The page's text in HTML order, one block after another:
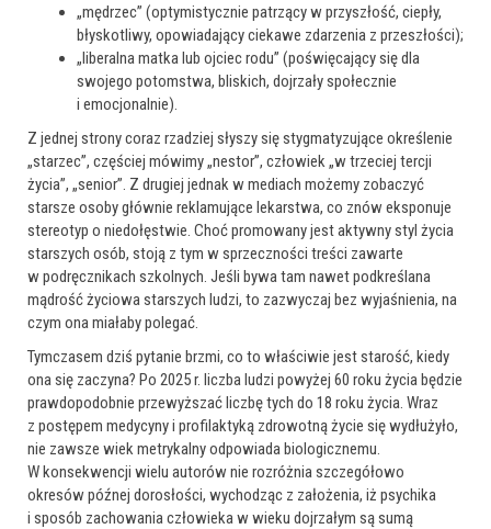
„mędrzec” (optymistycznie patrzący w przyszłość, ciepły,
błyskotliwy, opowiadający ciekawe zdarzenia z przeszłości);
„liberalna matka lub ojciec rodu” (poświęcający się dla
swojego potomstwa, bliskich, dojrzały społecznie
i emocjonalnie).
Z jednej strony coraz rzadziej słyszy się stygmatyzujące określenie
„starzec”, częściej mówimy „nestor”, człowiek „w trzeciej tercji
życia”, „senior”. Z drugiej jednak w mediach możemy zobaczyć
starsze osoby głównie reklamujące lekarstwa, co znów eksponuje
stereotyp o niedołęstwie. Choć promowany jest aktywny styl życia
starszych osób, stoją z tym w sprzeczności treści zawarte
w podręcznikach szkolnych. Jeśli bywa tam nawet podkreślana
mądrość życiowa starszych ludzi, to zazwyczaj bez wyjaśnienia, na
czym ona miałaby polegać.
Tymczasem dziś pytanie brzmi, co to właściwie jest starość, kiedy
ona się zaczyna? Po 2025 r. liczba ludzi powyżej 60 roku życia będzie
prawdopodobnie przewyższać liczbę tych do 18 roku życia. Wraz
z postępem medycyny i profilaktyką zdrowotną życie się wydłużyło,
nie zawsze wiek metrykalny odpowiada biologicznemu.
W konsekwencji wielu autorów nie rozróżnia szczegółowo
okresów późnej dorosłości, wychodząc z założenia, iż psychika
i sposób zachowania człowieka w wieku dojrzałym są sumą